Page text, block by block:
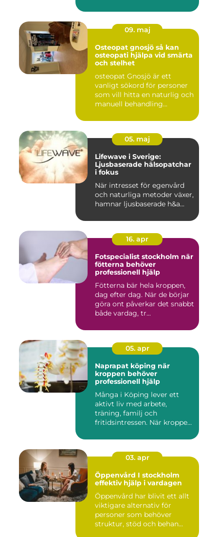
09. maj
Osteopat gnosjö så kan
osteopati hjälpa vid smärta
och stelhet
osteopat Gnosjö är ett
vanligt sökord för personer
som vill hitta en naturlig och
manuell behandling...
05. maj
Lifewave i Sverige:
Ljusbaserade hälsopatchar
i fokus
När intresset för egenvård
och naturliga metoder växer,
hamnar ljusbaserade h&a...
16. apr
Fotspecialist stockholm när
fötterna behöver
professionell hjälp
Fötterna bär hela kroppen,
dag efter dag. När de börjar
göra ont påverkar det snabbt
både vardag, tr...
05. apr
Naprapat köping när
kroppen behöver
professionell hjälp
Många i Köping lever ett
aktivt liv med arbete,
träning, familj och
fritidsintressen. När kroppen
03. apr
Öppenvård I stockholm
effektiv hjälp i vardagen
Öppenvård har blivit ett allt
viktigare alternativ för
personer som behöver
struktur, stöd och behan...